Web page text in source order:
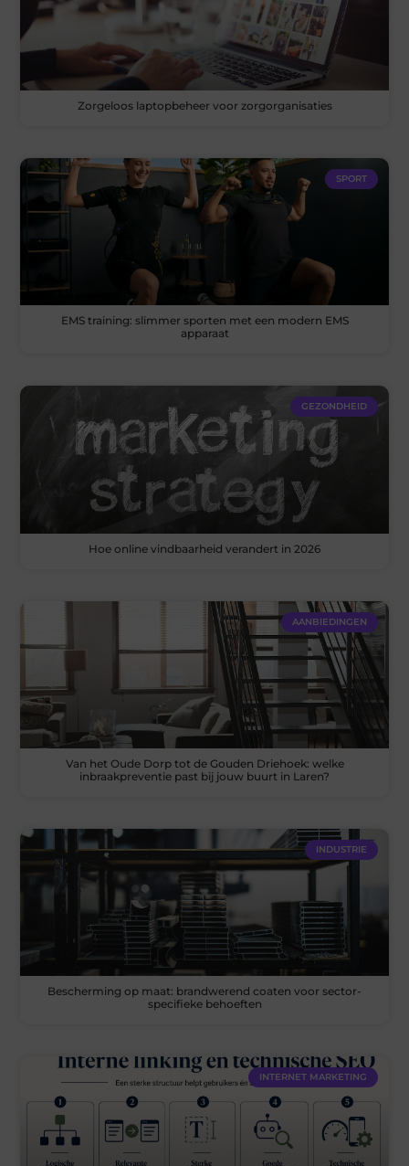
Zorgeloos laptopbeheer voor zorgorganisaties
SPORT
EMS training: slimmer sporten met een modern EMS
apparaat
GEZONDHEID
Hoe online vindbaarheid verandert in 2026
AANBIEDINGEN
Van het Oude Dorp tot de Gouden Driehoek: welke
inbraakpreventie past bij jouw buurt in Laren?
INDUSTRIE
Bescherming op maat: brandwerend coaten voor sector-
specifieke behoeften
INTERNET MARKETING